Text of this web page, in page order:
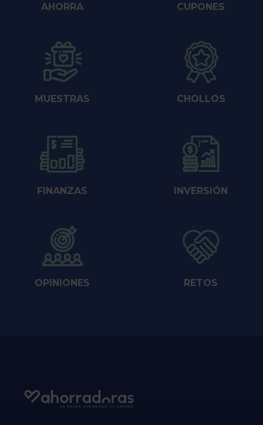
AHORRA CUPONES
MUESTRAS CHOLLOS
FINANZAS INVERSIÓN
OPINIONES RETOS